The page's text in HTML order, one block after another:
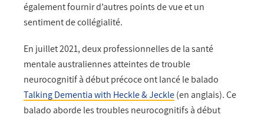
également fournir d’autres points de vue et un
sentiment de collégialité.
En juillet 2021, deux professionnelles de la santé
mentale australiennes atteintes de trouble
neurocognitif à débutprécoce ont lancé le balado
Talking Dementia with Heckle & Jeckle(en anglais). Ce
balado aborde les troubles neurocognitifs à début